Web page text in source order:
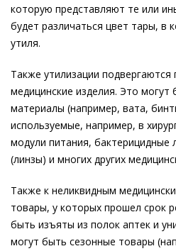
которую представляют те или
будет различаться цвет тары, в
утиля.
Также утилизации подвергаются
медицинские изделия. Это могут
материалы (например, вата,
используемые, например, в
модули питания,
(линзы) и многих других
Также к неликвидным
товары, у которых прошел срок
быть изъяты из полок аптек и
могут быть сезонные товары